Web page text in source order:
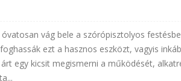
vág bele a szórópisztolyos
ezt a hasznos eszközt, vagyis
egy kicsit megismerni a működését,